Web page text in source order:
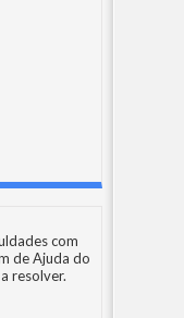
com
de Ajuda do
resolver.